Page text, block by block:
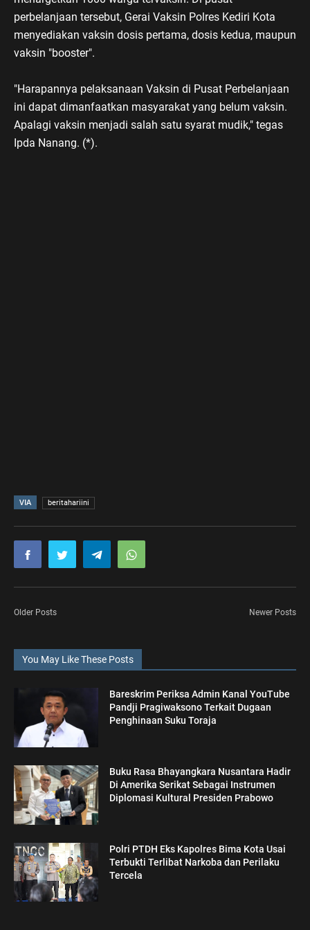
perbelanjaan tersebut, Gerai Vaksin Polres Kediri Kota
menyediakan vaksin dosis pertama, dosis kedua, maupun
vaksin "booster".
"Harapannya pelaksanaan Vaksin di Pusat Perbelanjaan
ini dapat dimanfaatkan masyarakat yang belum vaksin.
Apalagi vaksin menjadi salah satu syarat mudik," tegas
Ipda Nanang. (*).
VIA beritahariini
Older Posts Newer Posts
You May Like These Posts
Bareskrim Periksa Admin Kanal YouTube
Pandji Pragiwaksono Terkait Dugaan
Penghinaan Suku Toraja
Buku Rasa Bhayangkara Nusantara Hadir
Di Amerika Serikat Sebagai Instrumen
Diplomasi Kultural Presiden Prabowo
Polri PTDH Eks Kapolres Bima Kota Usai
Terbukti Terlibat Narkoba dan Perilaku
Tercela